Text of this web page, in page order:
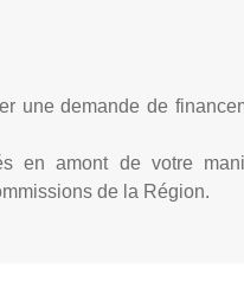
une demande de
en amont de votre
de la Région.